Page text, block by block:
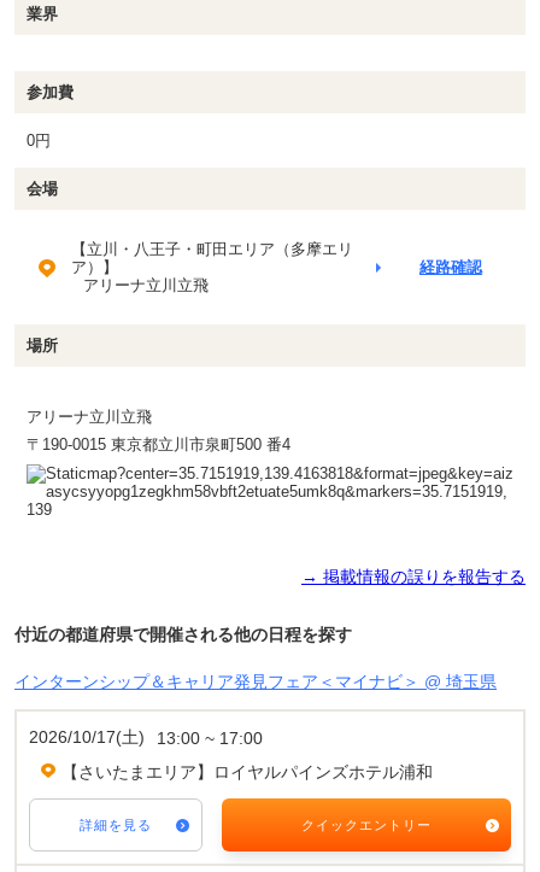
業界
参加費
0円
会場
【立川・八王子・町田エリア（多摩エリ
ア）】
アリーナ立川立飛
経路確認
場所
アリーナ立川立飛
〒190-0015 東京都立川市泉町500 番4
→ 掲載情報の誤りを報告する
付近の都道府県で開催される他の日程を探す
インターンシップ＆キャリア発見フェア＜マイナビ＞ @ 埼玉県
2026/10/17(土)
13:00 ~ 17:00
【さいたまエリア】ロイヤルパインズホテル浦和
詳細を見る クイックエントリー